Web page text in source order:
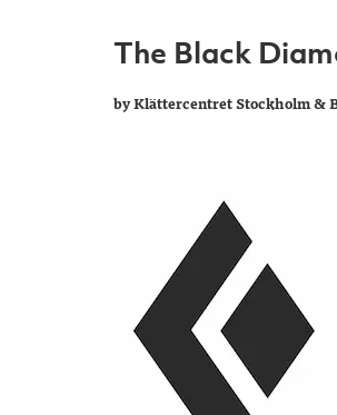
The Black
by Klättercentret Stockholm &